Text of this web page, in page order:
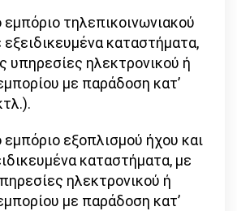
εμπόριο τηλεπικοινωνιακού
καταστήματα,
υπηρεσίες ηλεκτρονικού ή
με παράδοση κατ’
εμπόριο εξοπλισμού ήχου και
καταστήματα, με
ηλεκτρονικού ή
με παράδοση κατ’